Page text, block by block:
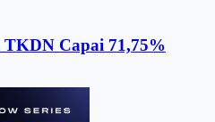
Capai 71,75%